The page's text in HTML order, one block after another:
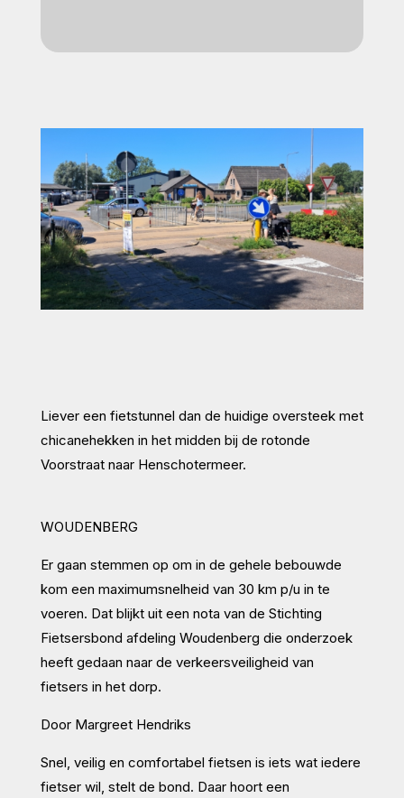
Liever een fietstunnel dan de huidige oversteek met
chicanehekken in het midden bij de rotonde
Voorstraat naar Henschotermeer.
WOUDENBERG
Er gaan stemmen op om in de gehele bebouwde
kom een maximumsnelheid van 30 km p/u in te
voeren. Dat blijkt uit een nota van de Stichting
Fietsersbond afdeling Woudenberg die onderzoek
heeft gedaan naar de verkeersveiligheid van
fietsers in het dorp.
Door Margreet Hendriks
Snel, veilig en comfortabel fietsen is iets wat iedere
fietser wil, stelt de bond. Daar hoort een